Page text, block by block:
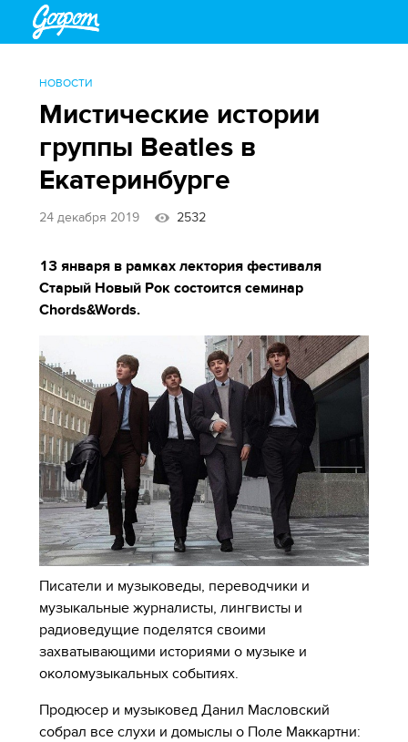
НОВОСТИ
Мистические истории
группы Beatles в
Екатеринбурге
24 декабря 2019 2532
13 января в рамках лектория фестиваля
Старый Новый Рок состоится семинар
Chords&Words.
Писатели и музыковеды, переводчики и
музыкальные журналисты, лингвисты и
радиоведущие поделятся своими
захватывающими историями о музыке и
околомузыкальных событиях.
Продюсер и музыковед Данил Масловский
собрал все слухи и домыслы о Поле Маккартни: